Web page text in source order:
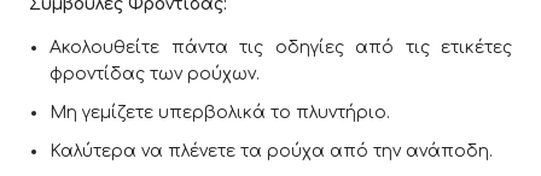
Συμβουλές Φροντίδας:
Ακολουθείτε πάντα τις οδηγίες από τις ετικέτες
φροντίδας των ρούχων.
Μη γεμίζετε υπερβολικά το πλυντήριο.
Καλύτερα να πλένετε τα ρούχα από την ανάποδη.